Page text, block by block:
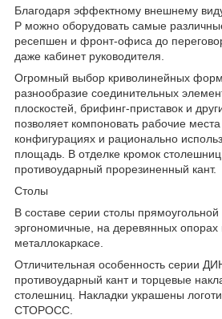
Благодаря эффектному внешнему
Р можно оборудовать самые
ресепшен и фронт-офиса до
даже кабинет руководителя.
Огромный выбор криволинейных
разнообразие соединительных
плоскостей, брифинг-приставок и
позволяет компоновать рабочие
конфигурациях и рационально
площадь. В отделке кромок
противоударный прорезиненный кант.
Столы
В составе серии столы
эргономичные, на деревянных опорах
металлокаркасе.
Отличительная особенность серии
противоударный кант и торцевые
столешниц. Накладки украшены
СТОРОСС.